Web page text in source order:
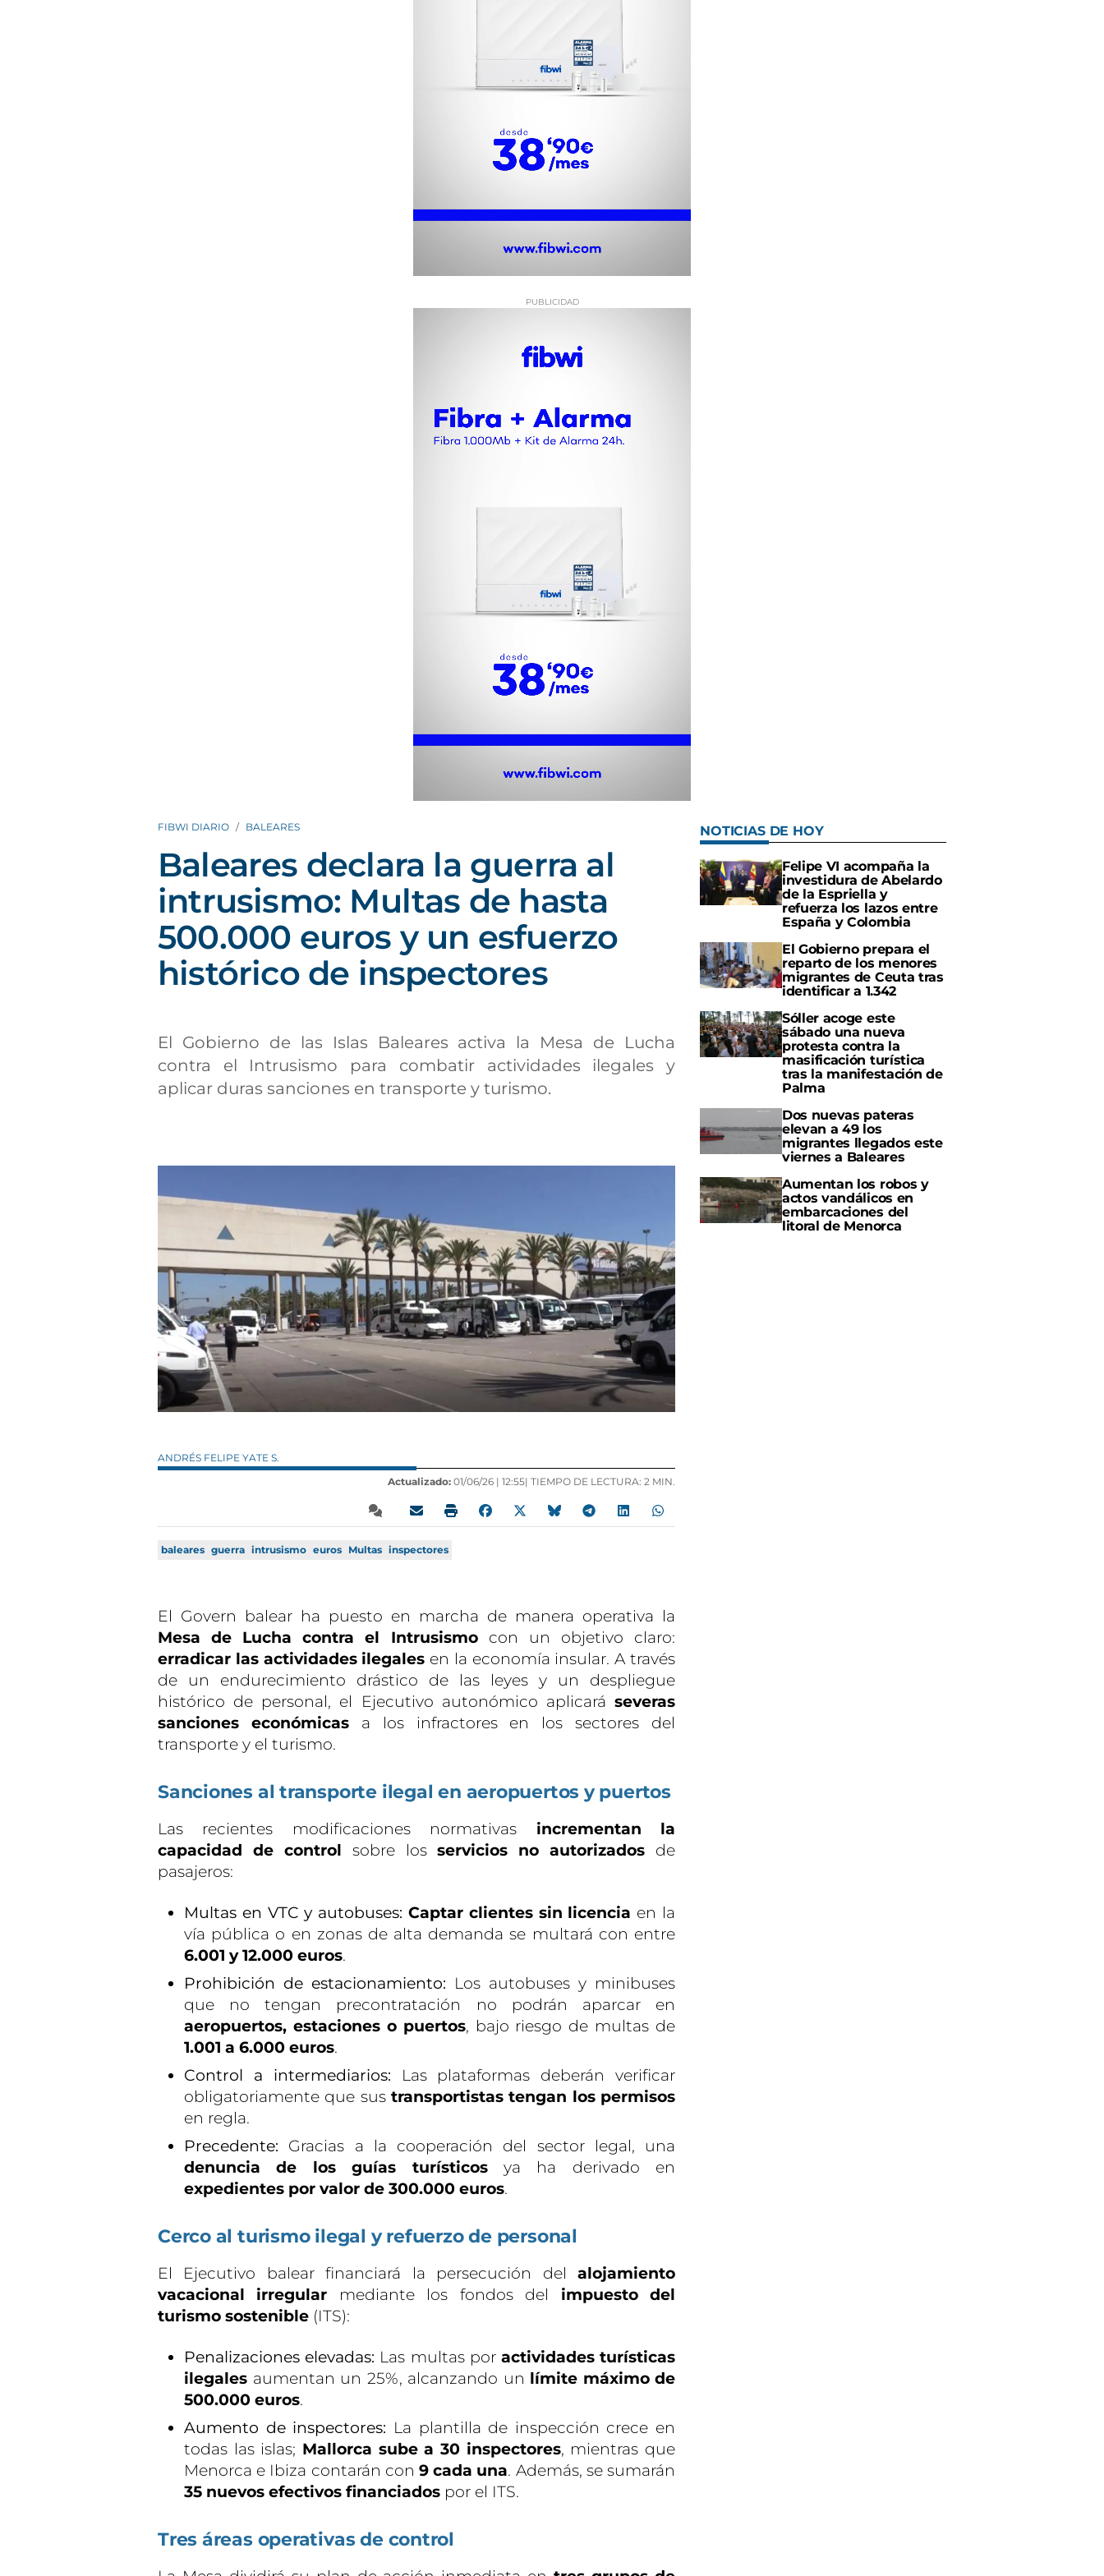
FIBWI DIARIO BALEARES
Baleares declara la guerra al
intrusismo: Multas de hasta
500.000 euros y un esfuerzo
histórico de inspectores
El Gobierno de las Islas Baleares activa la Mesa de Lucha
contra el Intrusismo para combatir actividades ilegales y
aplicar duras sanciones en transporte y turismo.
ANDRÉS FELIPE YATE S.
Actualizado: 01/06/26 | 12:55| TIEMPO DE LECTURA: 2 MIN.
baleares guerra intrusismo euros Multas inspectores
El Govern balear ha puesto en marcha de manera operativa la
Mesa de Lucha contra el Intrusismocon un objetivo claro:
erradicar las actividades ilegales en la economía insular. A través
de un endurecimiento drástico de las leyes y un despliegue
histórico de personal, el Ejecutivo autonómico aplicará severas
sanciones económicasa los infractores en los sectores del
transporte y el turismo.
Sanciones al transporte ilegal en aeropuertos y puertos
Las recientes modificaciones normativas incrementan la
capacidad de control sobre losservicios no autorizados de
pasajeros:
Multas en VTC y autobuses: Captar clientes sin licencia en la
vía pública o en zonas de alta demanda se multará con entre
6.001 y 12.000 euros.
Prohibición de estacionamiento: Los autobuses y minibuses
que no tengan precontratación no podrán aparcar en
aeropuertos, estaciones o puertos, bajo riesgo de multas de
1.001 a 6.000 euros.
Control a intermediarios: Las plataformas deberán verificar
obligatoriamente que sus transportistas tengan los permisos
en regla.
Precedente: Gracias a la cooperación del sector legal, una
denuncia de los guías turísticosya ha derivado en
expedientes por valor de 300.000 euros.
Cerco al turismo ilegal y refuerzo de personal
El Ejecutivo balear financiará la persecución del alojamiento
vacacional irregular mediante los fondos del impuesto del
turismo sostenible (ITS):
Penalizaciones elevadas: Las multas por actividades turísticas
ilegales aumentan un 25%, alcanzando un límite máximo de
500.000 euros.
Aumento de inspectores: La plantilla de inspección crece en
todas las islas; Mallorca sube a 30 inspectores, mientras que
Menorca e Ibiza contarán con 9 cada una. Además, se sumarán
35 nuevos efectivos financiados por el ITS.
Tres áreas operativas de control
NOTICIAS DE HOY
Felipe VI acompaña la
investidura de Abelardo
de la Espriella y
refuerza los lazos entre
España y Colombia
El Gobierno prepara el
reparto de los menores
migrantes de Ceuta tras
identificar a 1.342
Sóller acoge este
sábado una nueva
protesta contra la
masificación turística
tras la manifestación de
Palma
Dos nuevas pateras
elevan a 49 los
migrantes llegados este
viernes a Baleares
Aumentan los robos y
actos vandálicos en
embarcaciones del
litoral de Menorca